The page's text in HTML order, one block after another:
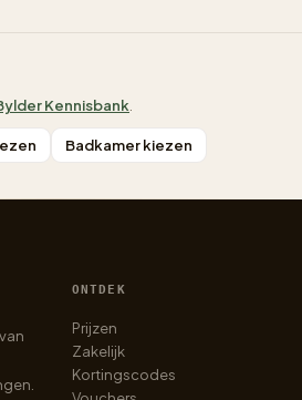
Kennisbank
Badkamer kiezen
ONTDEK
Prijzen
Zakelijk
Kortingscodes